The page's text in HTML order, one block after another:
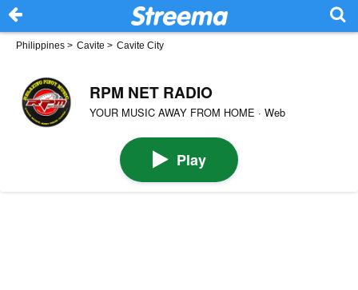
Philippines > Cavite > Cavite City
RPM NET RADIO
YOUR MUSIC AWAY FROM HOME · Web
Play